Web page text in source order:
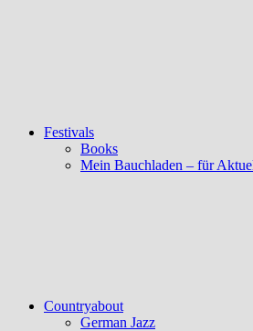
Festivals
Books
Mein Bauchladen – für
Countryabout
German Jazz